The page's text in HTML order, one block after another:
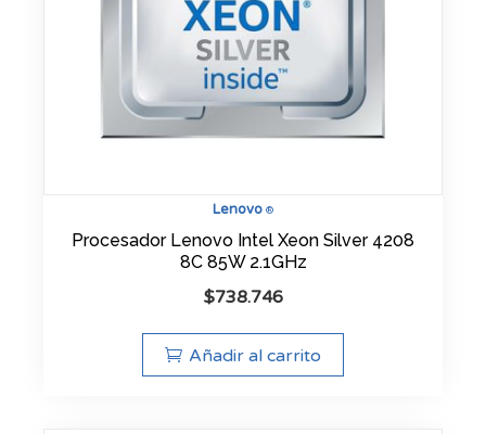
Lenovo ®
Procesador Lenovo Intel Xeon Silver 4208
8C 85W 2.1GHz
$738.746
Añadir al carrito